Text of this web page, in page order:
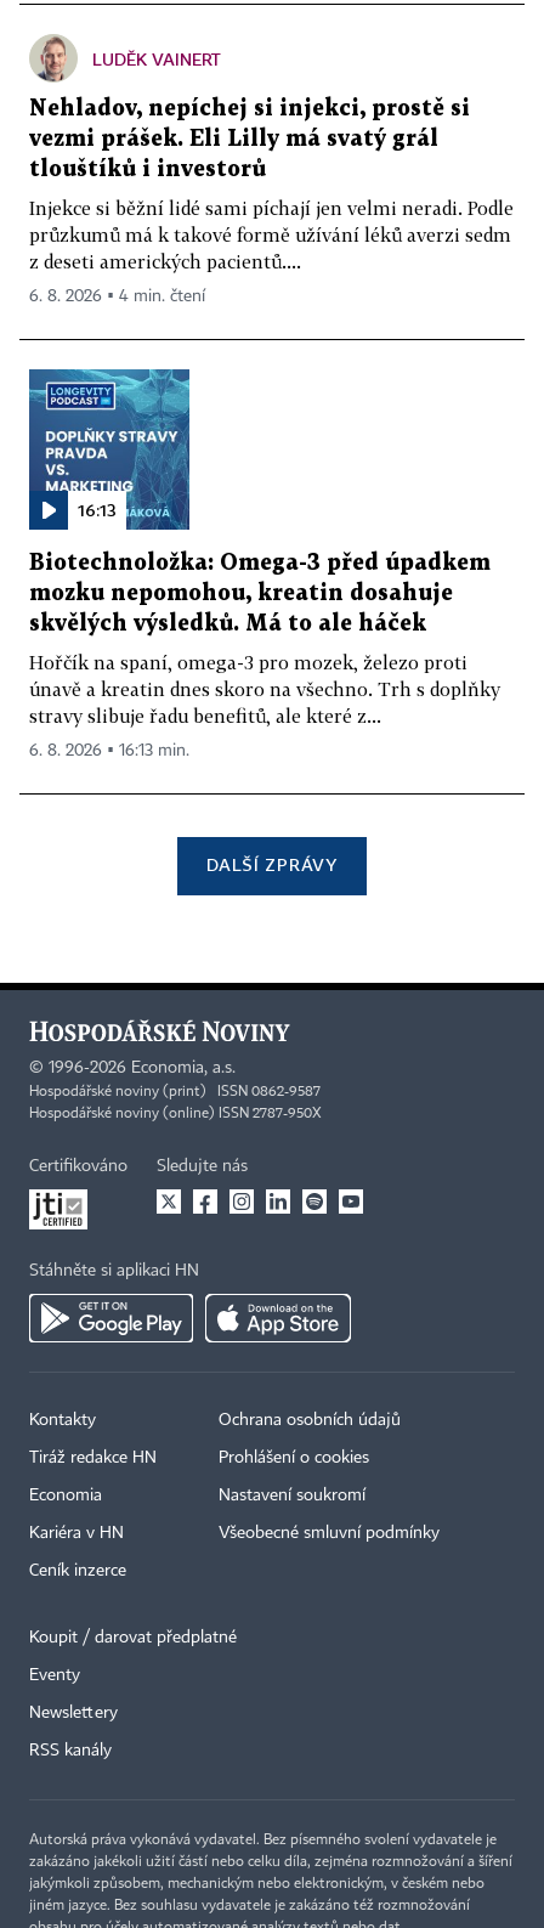
LUDĚK VAINERT
Nehladov, nepíchej si injekci, prostě si
vezmi prášek. Eli Lilly má svatý grál
tlouštíků i investorů
Injekce si běžní lidé sami píchají jen velmi neradi. Podle
průzkumů má k takové formě užívání léků averzi sedm
z deseti amerických pacientů....
6. 8. 2026 ▪ 4 min. čtení
16:13
Biotechnoložka: Omega-3 před úpadkem
mozku nepomohou, kreatin dosahuje
skvělých výsledků. Má to ale háček
Hořčík na spaní, omega-3 pro mozek, železo proti
únavě a kreatin dnes skoro na všechno. Trh s doplňky
stravy slibuje řadu benefitů, ale které z...
6. 8. 2026 ▪ 16:13 min.
DALŠÍ ZPRÁVY
© 1996-2026 Economia, a.s.
Hospodářské noviny (print) ISSN 0862-9587
Hospodářské noviny (online) ISSN 2787-950X
Certifikováno Sledujte nás
Stáhněte si aplikaci HN
Kontakty
Tiráž redakce HN
Economia
Kariéra v HN
Ceník inzerce
Ochrana osobních údajů
Prohlášení o cookies
Nastavení soukromí
Všeobecné smluvní podmínky
Koupit / darovat předplatné
Eventy
Newslettery
RSS kanály
Autorská práva vykonává vydavatel. Bez písemného svolení vydavatele je
zakázáno jakékoli užití částí nebo celku díla, zejména rozmnožování a šíření
jakýmkoli způsobem, mechanickým nebo elektronickým, v českém nebo
jiném jazyce. Bez souhlasu vydavatele je zakázáno též rozmnožování